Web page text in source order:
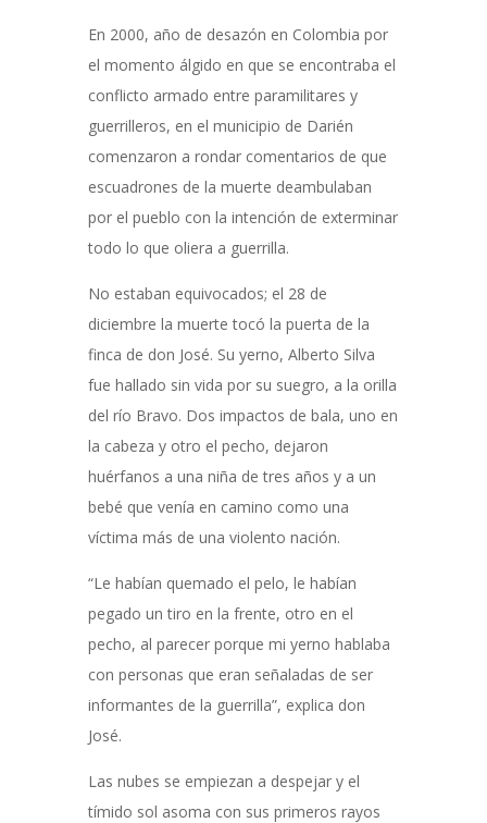
En 2000, año de desazón en Colombia por
el momento álgido en que se encontraba el
conflicto armado entre paramilitares y
guerrilleros, en el municipio de Darién
comenzaron a rondar comentarios de que
escuadrones de la muerte deambulaban
por el pueblo con la intención de exterminar
todo lo que oliera a guerrilla.
No estaban equivocados; el 28 de
diciembre la muerte tocó la puerta de la
finca de don José. Su yerno, Alberto Silva
fue hallado sin vida por su suegro, a la orilla
del río Bravo. Dos impactos de bala, uno en
la cabeza y otro el pecho, dejaron
huérfanos a una niña de tres años y a un
bebé que venía en camino como una
víctima más de una violento nación.
“Le habían quemado el pelo, le habían
pegado un tiro en la frente, otro en el
pecho, al parecer porque mi yerno hablaba
con personas que eran señaladas de ser
informantes de la guerrilla”, explica don
José.
Las nubes se empiezan a despejar y el
tímido sol asoma con sus primeros rayos